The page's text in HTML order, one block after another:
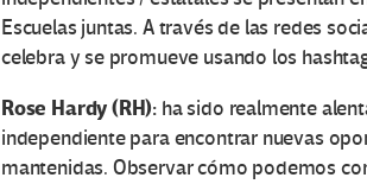
Escuelas juntas. A través de las redes
celebra y se promueve usando los
Rose Hardy (RH): ha sido realmente
independiente para encontrar nuevas
mantenidas. Observar cómo podemos